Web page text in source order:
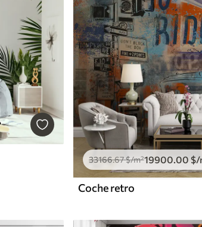
33166.67$/m²19900 .00 $/
Coche retro